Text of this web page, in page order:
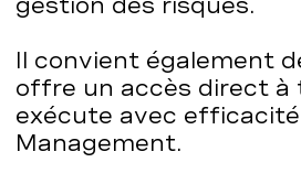
gestion des risques.
Il convient également
offre un accès direct à
exécute avec efficacité
Management.